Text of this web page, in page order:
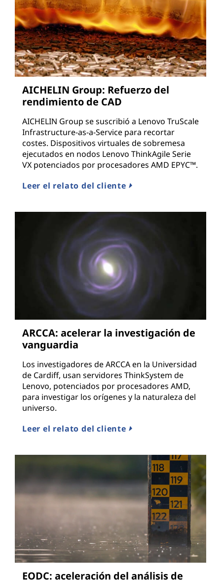
AICHELIN Group: Refuerzo del
rendimiento de CAD
AICHELIN Group se suscribió a Lenovo TruScale
Infrastructure-as-a-Service para recortar
costes. Dispositivos virtuales de sobremesa
ejecutados en nodos Lenovo ThinkAgile Serie
VX potenciados por procesadores AMD EPYC™.
Leer el relato del cliente
ARCCA: acelerar la investigación de
vanguardia
Los investigadores de ARCCA en la Universidad
de Cardiff, usan servidores ThinkSystem de
Lenovo, potenciados por procesadores AMD,
para investigar los orígenes y la naturaleza del
universo.
Leer el relato del cliente
EODC: aceleración del análisis de